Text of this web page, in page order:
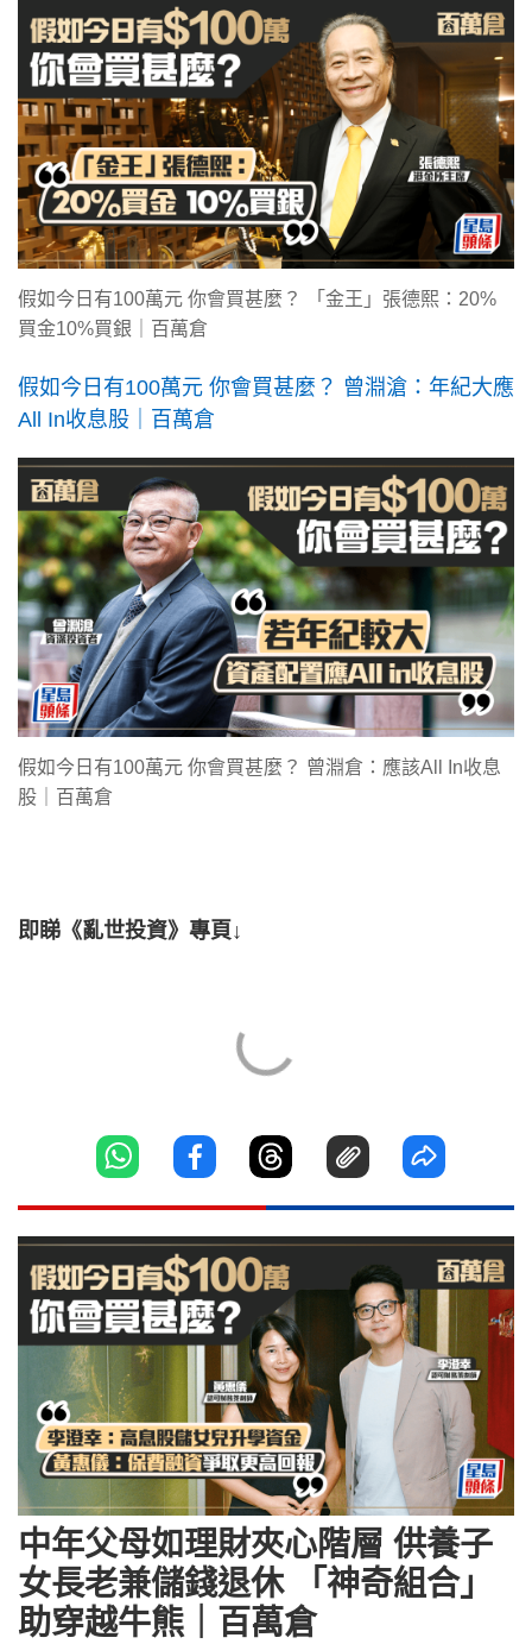
假如今日有100萬元 你會買甚麼？ 「金王」張德熙：20%
買金10%買銀｜百萬倉
假如今日有100萬元 你會買甚麼？ 曾淵滄：年紀大應
All In收息股｜百萬倉
假如今日有100萬元 你會買甚麼？ 曾淵倉：應該All In收息
股｜百萬倉
即睇《亂世投資》專頁↓
中年父母如理財夾心階層 供養子
女長老兼儲錢退休 「神奇組合」
助穿越牛熊｜百萬倉